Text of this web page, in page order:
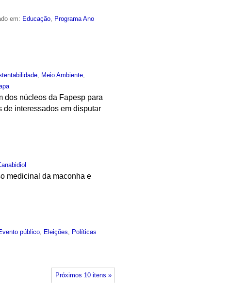
em: Educação, Programa Ano
Meio Ambiente
dos núcleos da Fapesp para
de interessados em disputar
medicinal da maconha e
público, Eleições, Políticas
Próximos 10 itens »